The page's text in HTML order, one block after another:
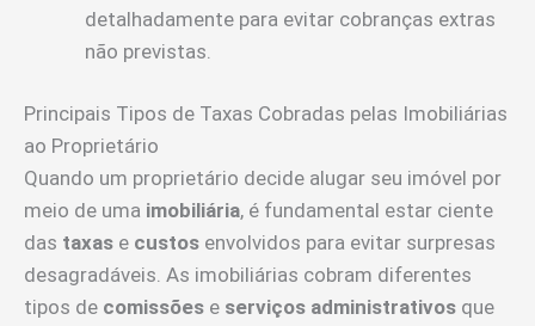
detalhadamente para evitar cobranças extras
não previstas.
Principais Tipos de Taxas Cobradas pelas Imobiliárias
ao Proprietário
Quando um proprietário decide alugar seu imóvel por
meio de uma imobiliária, é fundamental estar ciente
das taxas e custos envolvidos para evitar surpresas
desagradáveis. As imobiliárias cobram diferentes
tipos de comissões e serviços administrativos que